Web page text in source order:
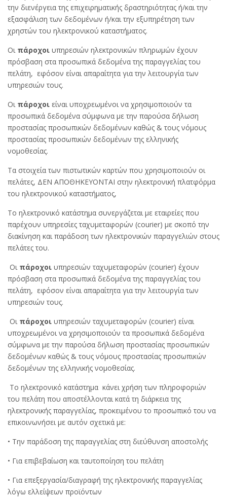
την διενέργεια της επιχειρηματικής δραστηριότητας ή/και την
εξασφάλιση των δεδομένων ή/και την εξυπηρέτηση των
χρηστών του ηλεκτρονικού καταστήματος.
Οι πάροχοι υπηρεσιών ηλεκτρονικών πληρωμών έχουν
πρόσβαση στα προσωπικά δεδομένα της παραγγελίας του
πελάτη, εφόσον είναι απαραίτητα για την λειτουργία των
υπηρεσιών τους.
Οι πάροχοι είναι υποχρεωμένοι να χρησιμοποιούν τα
προσωπικά δεδομένα σύμφωνα με την παρούσα δήλωση
προστασίας προσωπικών δεδομένων καθώς & τους νόμους
προστασίας προσωπικών δεδομένων της ελληνικής
νομοθεσίας.
Τα στοιχεία των πιστωτικών καρτών που χρησιμοποιούν οι
πελάτες, ΔΕΝ ΑΠΟΘΗΚΕΥΟΝΤΑΙ στην ηλεκτρονική πλατφόρμα
του ηλεκτρονικού καταστήματος,
Το ηλεκτρονικό κατάστημα συνεργάζεται με εταιρείες που
παρέχουν υπηρεσίες ταχυμεταφορών (courier) με σκοπό την
διακίνηση και παράδοση των ηλεκτρονικών παραγγελιών στους
πελάτες του.
Οι πάροχοι υπηρεσιών ταχυμεταφορών (courier) έχουν
πρόσβαση στα προσωπικά δεδομένα της παραγγελίας του
πελάτη, εφόσον είναι απαραίτητα για την λειτουργία των
υπηρεσιών τους.
Οι πάροχοι υπηρεσιών ταχυμεταφορών (courier) είναι
υποχρεωμένοι να χρησιμοποιούν τα προσωπικά δεδομένα
σύμφωνα με την παρούσα δήλωση προστασίας προσωπικών
δεδομένων καθώς & τους νόμους προστασίας προσωπικών
δεδομένων της ελληνικής νομοθεσίας.
Το ηλεκτρονικό κατάστημα κάνει χρήση των πληροφοριών
του πελάτη που αποστέλλονται κατά τη διάρκεια της
ηλεκτρονικής παραγγελίας, προκειμένου το προσωπικό του να
επικοινωνήσει με αυτόν σχετικά με:
• Την παράδοση της παραγγελίας στη διεύθυνση αποστολής
• Για επιβεβαίωση και ταυτοποίηση του πελάτη
• Για επεξεργασία/διαγραφή της ηλεκτρονικής παραγγελίας
λόγω ελλείψεων προϊόντων